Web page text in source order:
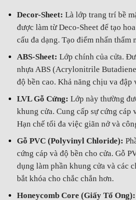
Decor-Sheet: Là lớp trang trí bề
được làm từ Deco-Sheet để tạo
cấu đa dạng. Tạo điểm nhấn thẩm
ABS-Sheet: Lớp chính của cửa.
nhựa ABS (Acrylonitrile
độ bền cao. Khả năng chịu va đập
LVL Gỗ Cứng: Lớp này thường
khung cửa. Cung cấp sự cứng cáp
Hạn chế tối đa việc giãn nở và
Gỗ PVC (Polyvinyl Chloride):
cứng cáp và độ bền cho cửa. Gỗ
dụng làm phần khung cửa và các
bắt khóa cho chắc chắn hơn.
Honeycomb Core (Giấy Tổ Ong):